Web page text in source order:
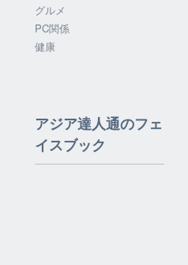
グルメ
PC関係
健康
アジア達人通のフェ
イスブック